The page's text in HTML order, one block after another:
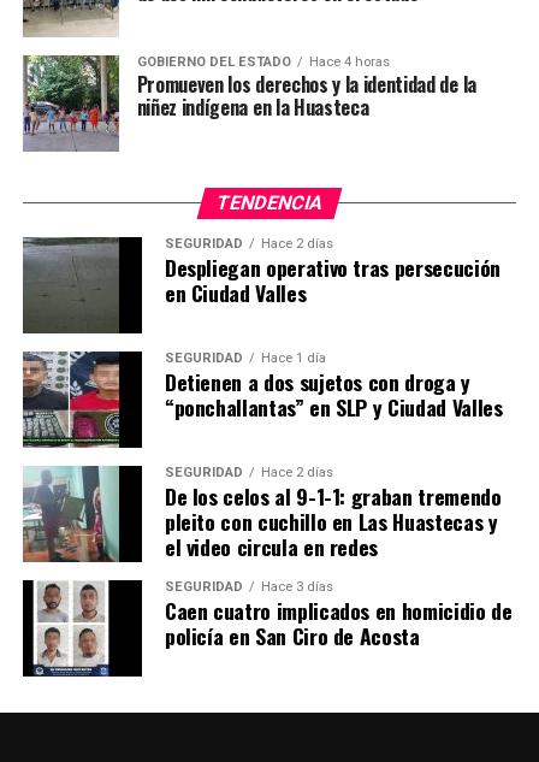
GOBIERNO DEL ESTADO Hace 4 horas
Promueven los derechos y la identidad de la
niñez indígena en la Huasteca
TENDENCIA
SEGURIDAD Hace 2 días
Despliegan operativo tras persecución
en Ciudad Valles
SEGURIDAD Hace 1 día
Detienen a dos sujetos con droga y
“ponchallantas” en SLP y Ciudad Valles
SEGURIDAD Hace 2 días
De los celos al 9-1-1: graban tremendo
pleito con cuchillo en Las Huastecas y
el video circula en redes
SEGURIDAD Hace 3 días
Caen cuatro implicados en homicidio de
policía en San Ciro de Acosta